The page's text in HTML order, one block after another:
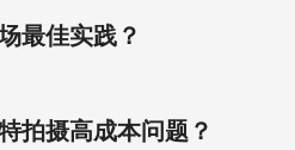
最佳实践？
拍摄高成本问题？